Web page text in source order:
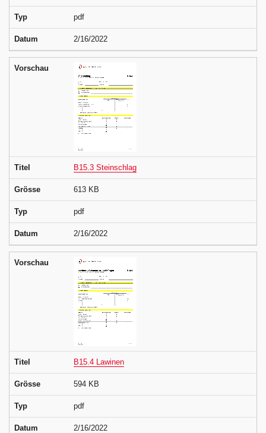
Typ pdf
Datum 2/16/2022
Vorschau
Titel B15.3 Steinschlag
Grösse 613 KB
Typ pdf
Datum 2/16/2022
Vorschau
Titel B15.4 Lawinen
Grösse 594 KB
Typ pdf
Datum 2/16/2022